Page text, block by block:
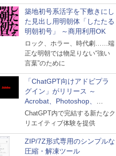
築地初号系活字を下敷きにし
た見出し用明朝体「したたる
明朝初号」 ～商用利用OK
ロック、ホラー、時代劇……端
正な明朝では物足りない“強い
言葉”のために
「ChatGPT向けアドビプラ
グイン」がリリース ～
Acrobat、Photoshop、
Premiereなどの機能を1つの
プラグインに統合
ChatGPT内で完結する新たなク
リエイティブ体験を提供
ZIP/7Z形式専用のシンプルな
圧縮・解凍ツール